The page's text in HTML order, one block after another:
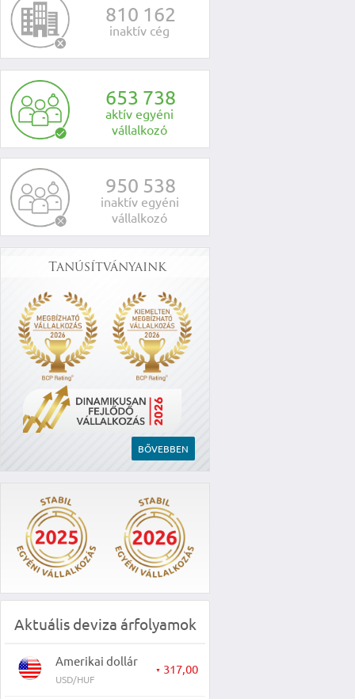
810 162
inaktív cég
653 738
aktív egyéni
vállalkozó
950 538
inaktív egyéni
vállalkozó
Tanúsítványaink
BŐVEBBEN
Aktuális deviza árfolyamok
Amerikai dollár
USD/HUF
▼ 317,00